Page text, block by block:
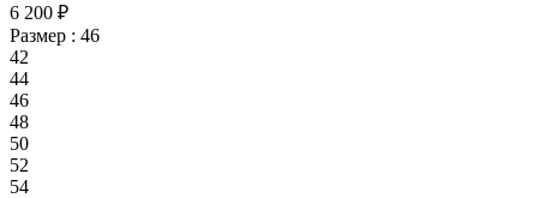
6 200 ₽
Размер : 46
42
44
46
48
50
52
54